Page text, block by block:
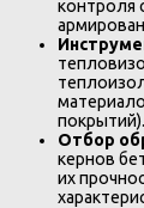
контроля
покрытий).
Отбор
кернов
их